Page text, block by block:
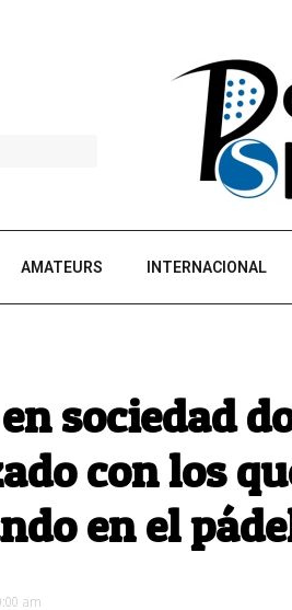
AMATEURS INTERNACIONAL
sociedad
con los
en el
am